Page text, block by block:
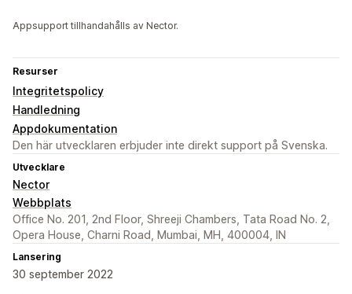
Appsupport tillhandahålls av Nector.
Resurser
Integritetspolicy
Handledning
Appdokumentation
Den här utvecklaren erbjuder inte direkt support på Svenska.
Utvecklare
Nector
Webbplats
Office No. 201, 2nd Floor, Shreeji Chambers, Tata Road No. 2,
Opera House, Charni Road, Mumbai, MH, 400004, IN
Lansering
30 september 2022